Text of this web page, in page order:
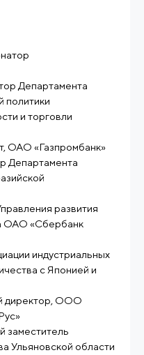
Департамента
политики
и торговли
ОАО «Газпромбанк»
Департамента
развития
ОАО «Сбербанк
индустриальных
с Японией и
директор, ООО
заместитель
Ульяновской области